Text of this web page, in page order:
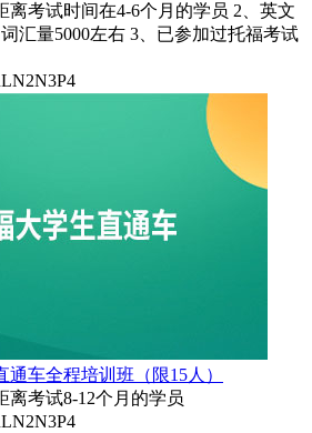
离考试时间在4-6个月的学员 2、英文
汇量5000左右 3、已参加过托福考试
通车全程培训班（限15人）
离考试8-12个月的学员